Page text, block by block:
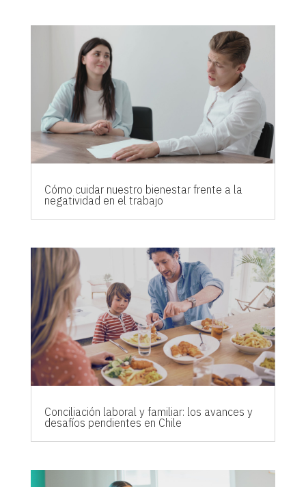
Cómo cuidar nuestro bienestar frente a la
negatividad en el trabajo
Conciliación laboral y familiar: los avances y
desafíos pendientes en Chile